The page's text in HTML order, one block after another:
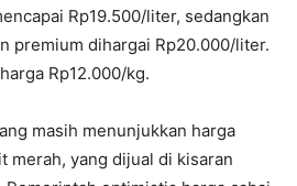
Rp19.500/liter, sedangkan
premium dihargai Rp20.000/liter.
Rp12.000/kg.
masih menunjukkan harga
merah, yang dijual di kisaran